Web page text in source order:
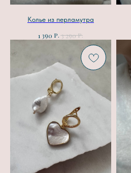
Колье из перламутра
1 390 р. 3 290р.